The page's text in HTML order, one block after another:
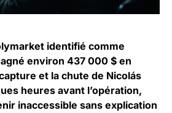
identifié comme
environ 437 000 $ en
et la chute de Nicolás
heures avant l’opération,
inaccessible sans explication